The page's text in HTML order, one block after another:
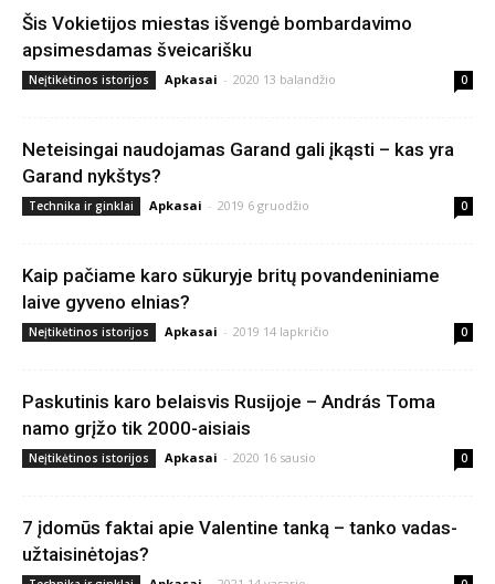
Šis Vokietijos miestas išvengė bombardavimo
apsimesdamas šveicarišku
Neįtikėtinos istorijos Apkasai - 2020 13 balandžio 0
Neteisingai naudojamas Garand gali įkąsti – kas yra
Garand nykštys?
Technika ir ginklai Apkasai - 2019 6 gruodžio 0
Kaip pačiame karo sūkuryje britų povandeniniame
laive gyveno elnias?
Neįtikėtinos istorijos Apkasai - 2019 14 lapkričio 0
Paskutinis karo belaisvis Rusijoje – András Toma
namo grįžo tik 2000-aisiais
Neįtikėtinos istorijos Apkasai - 2020 16 sausio 0
7 įdomūs faktai apie Valentine tanką – tanko vadas-
užtaisinėtojas?